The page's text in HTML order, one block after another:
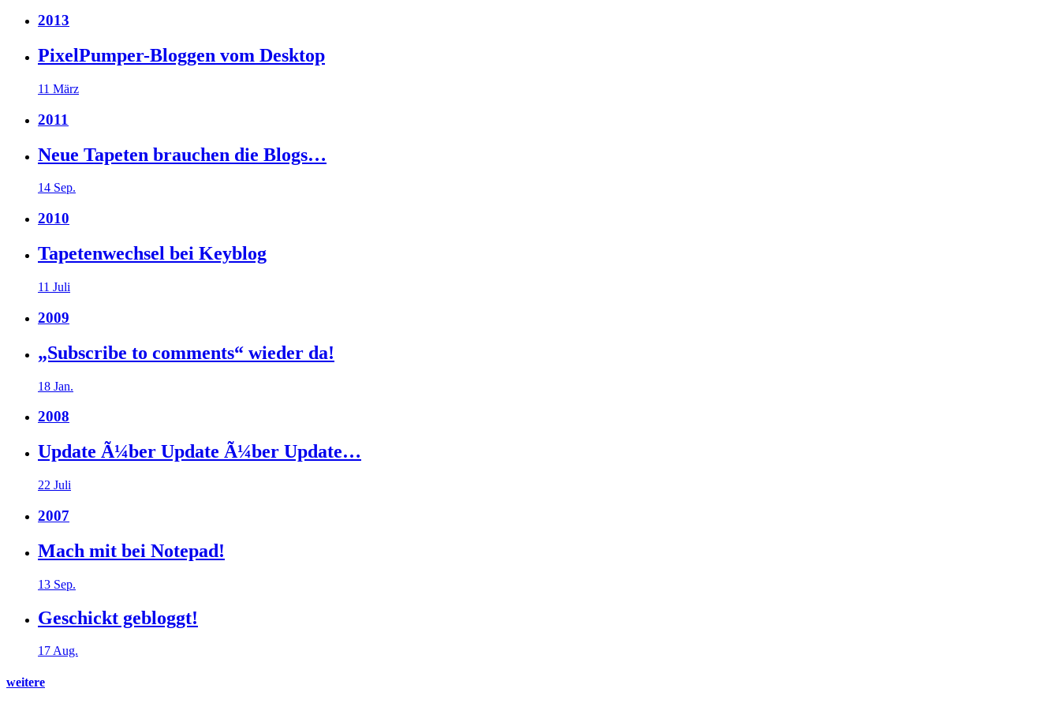
2013
PixelPumper-Bloggen vom Desktop
11 März
2011
Neue Tapeten brauchen die Blogs…
14 Sep.
2010
Tapetenwechsel bei Keyblog
11 Juli
2009
„Subscribe to comments“ wieder da!
18 Jan.
2008
Update Ã¼ber Update Ã¼ber Update…
22 Juli
2007
Mach mit bei Notepad!
13 Sep.
Geschickt gebloggt!
17 Aug.
weitere